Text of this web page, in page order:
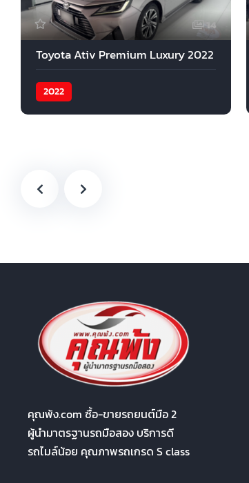
14
Toyota Ativ Premium Luxury 2022
2022
คุณพ้ง.com ซื้อ-ขายรถยนต์มือ 2
ผู้นำมาตรฐานรถมือสอง บริการดี
รถไมล์น้อย คุณภาพรถเกรด S class